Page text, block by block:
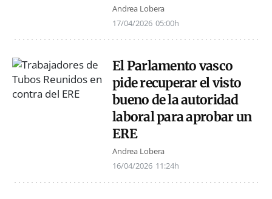
Andrea Lobera
17/04/2026 05:00h
El Parlamento vasco
pide recuperar el visto
bueno de la autoridad
laboral para aprobar un
ERE
Andrea Lobera
16/04/2026 11:24h